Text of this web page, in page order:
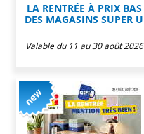
LA RENTRÉE À PRIX BAS
DES MAGASINS SUPER U
Valable du 11 au 30 août 2026